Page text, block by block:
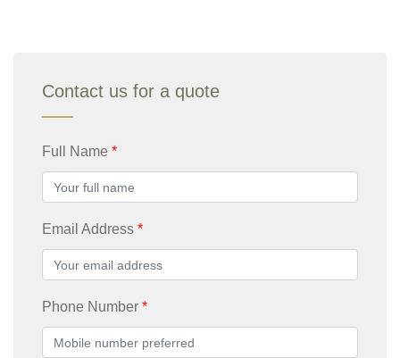
Contact us for a quote
Full Name
Email Address
Phone Number